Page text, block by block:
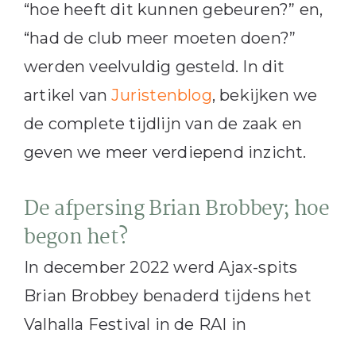
“hoe heeft dit kunnen gebeuren?” en,
“had de club meer moeten doen?”
werden veelvuldig gesteld. In dit
artikel vanJuristenblog, bekijken we
de complete tijdlijn van de zaak en
geven we meer verdiepend inzicht.
De afpersing Brian Brobbey; hoe
begon het?
In december 2022 werd Ajax-spits
Brian Brobbey benaderd tijdens het
Valhalla Festival in de RAI in